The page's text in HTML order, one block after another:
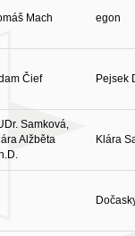
Mach egon
Čief Pejsek
Samková,
Alžběta
Klára